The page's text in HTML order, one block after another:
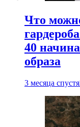
Что
40
образа
3 месяца спустя